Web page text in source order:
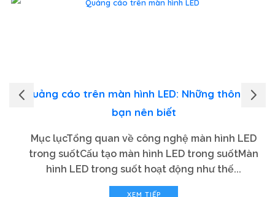
Quảng cáo trên màn hình LED: Những thông tin
bạn nên biết
Mục lụcTổng quan về công nghệ màn hình LED
trong suốtCấu tạo màn hình LED trong suốtMàn
hình LED trong suốt hoạt động như thế...
XEM TIẾP